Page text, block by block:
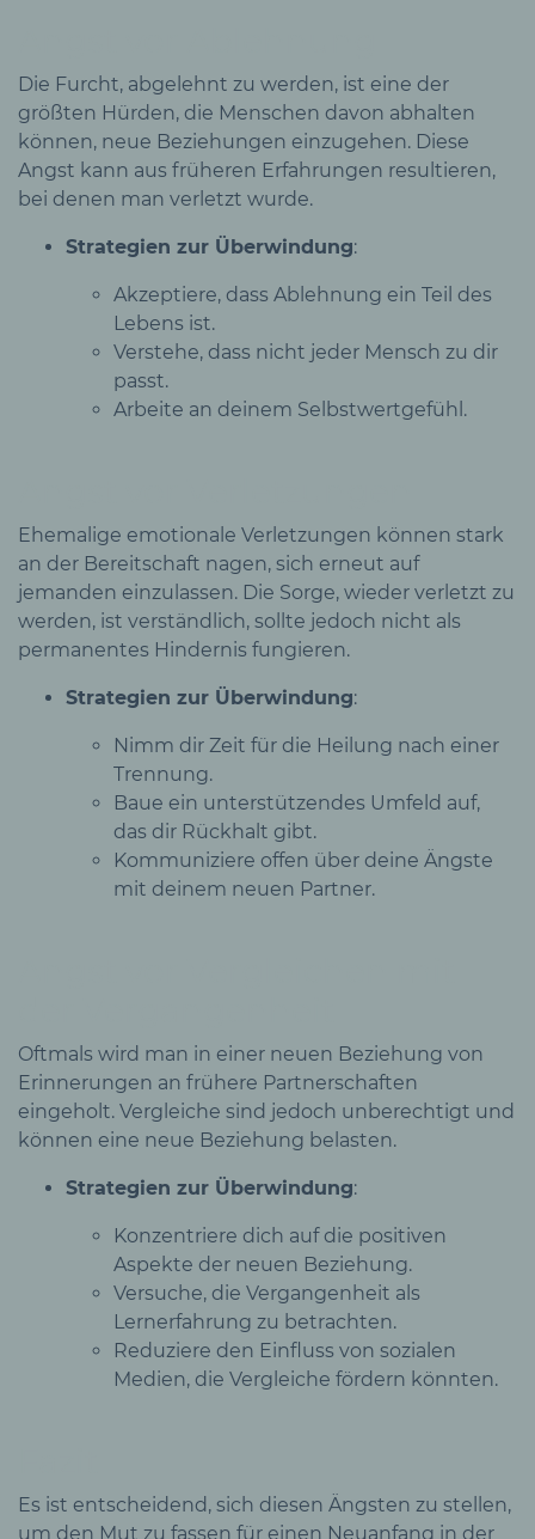
Die Furcht, abgelehnt zu werden, ist eine der
größten Hürden, die Menschen davon abhalten
können, neue Beziehungen einzugehen. Diese
Angst kann aus früheren Erfahrungen resultieren,
bei denen man verletzt wurde.
Strategien zur Überwindung:
Akzeptiere, dass Ablehnung ein Teil des
Lebens ist.
Verstehe, dass nicht jeder Mensch zu dir
passt.
Arbeite an deinem Selbstwertgefühl.
Ehemalige emotionale Verletzungen können stark
an der Bereitschaft nagen, sich erneut auf
jemanden einzulassen. Die Sorge, wieder verletzt zu
werden, ist verständlich, sollte jedoch nicht als
permanentes Hindernis fungieren.
Strategien zur Überwindung:
Nimm dir Zeit für die Heilung nach einer
Trennung.
Baue ein unterstützendes Umfeld auf,
das dir Rückhalt gibt.
Kommuniziere offen über deine Ängste
mit deinem neuen Partner.
Oftmals wird man in einer neuen Beziehung von
Erinnerungen an frühere Partnerschaften
eingeholt. Vergleiche sind jedoch unberechtigt und
können eine neue Beziehung belasten.
Strategien zur Überwindung:
Konzentriere dich auf die positiven
Aspekte der neuen Beziehung.
Versuche, die Vergangenheit als
Lernerfahrung zu betrachten.
Reduziere den Einfluss von sozialen
Medien, die Vergleiche fördern könnten.
Es ist entscheidend, sich diesen Ängsten zu stellen,
um den Mut zu fassen für einen Neuanfang in der